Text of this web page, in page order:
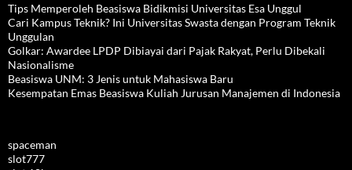
Tips Memperoleh Beasiswa Bidikmisi Universitas Esa Unggul
Cari Kampus Teknik? Ini Universitas Swasta dengan Program Teknik
Unggulan
Golkar: Awardee LPDP Dibiayai dari Pajak Rakyat, Perlu Dibekali
Nasionalisme
Beasiswa UNM: 3 Jenis untuk Mahasiswa Baru
Kesempatan Emas Beasiswa Kuliah Jurusan Manajemen di Indonesia
spaceman
slot777